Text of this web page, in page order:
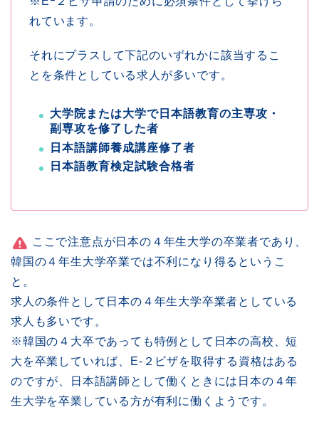
れています。
それにプラスして下記のいずれかに該当するこ
とを条件としている求人が多いです。
大学院または大学で日本語教育の主専攻・
副専攻を修了した者
日本語講師養成講座修了者
日本語教育検定試験合格者
ここで注意点が日本の４年生大学の卒業者であり、
韓国の４年生大学卒業では不利になり得るというこ
と。
求人の条件として日本の４年生大学卒業者としている
求人も多いです。
※韓国の４大卒であっても特例として日本の高校、短
大を卒業していれば、E-２ビザを取得する資格はある
のですが、日本語講師として働くときには日本の４年
生大学を卒業している方が有利に働くようです。